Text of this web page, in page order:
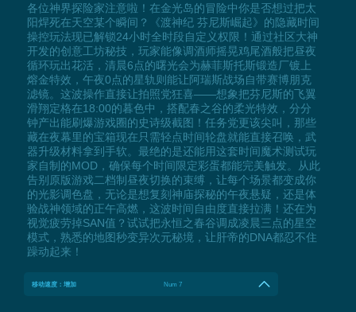
各位神界探险家注意啦！在金光岛的冒险中你是否想过把太
阳焊死在天空某个瞬间？《渡神纪 芬尼斯崛起》的隐藏时间
操控玩法现已解锁24小时全时段自定义权限！通过社区大神
开发的创意工坊秘技，玩家能像调酒师摇晃鸡尾酒般把昼夜
循环玩出花活，清晨6点的曙光会为赫菲斯托斯锻造厂镀上
熔金特效，午夜0点的星轨则能让阿瑞斯战场自带赛博朋克
滤镜。这波操作直接让拍照党狂喜——想象把芬尼斯的飞翼
滑翔定格在18:00的暮色中，搭配春之谷的柔光特效，分分
钟产出能刷爆游戏圈的史诗级截图！任务党更该尖叫，那些
藏在夜幕里的宝箱现在只需轻点时间轮盘就能直接召唤，武
器升级材料拿到手软。最绝的是还能用这套时间魔术测试玩
家自制的MOD，确保每个时间限定彩蛋都能完美触发。从此
告别原版游戏二档制昼夜切换的束缚，让每个场景都变成你
的光影调色盘，无论是想复刻神庙探秘的午夜悬疑，还是体
验战神领域的正午高燃，这波时间自由度直接拉满！还在为
视觉疲劳掉SAN值？试试把永恒之春谷调成凌晨三点的星空
模式，熟悉的地图秒变异次元秘境，让肝帝的DNA都忍不住
躁动起来！
移动速度：增加 Num 7